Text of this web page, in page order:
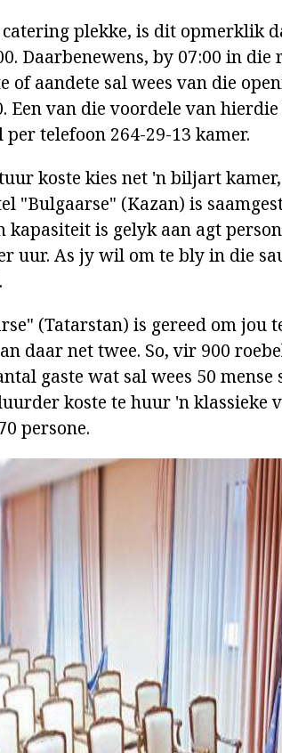
plekke, is dit opmerklik
Daarbenewens, by 07:00 in
of aandete sal wees van die
Een van die voordele van
telefoon 264-29-13 kamer.
koste kies net 'n biljart
"Bulgaarse" (Kazan) is
kapasiteit is gelyk aan agt
uur. As jy wil om te bly in die
(Tatarstan) is gereed om jou
daar net twee. So, vir 900
gaste wat sal wees 50 mense
koste te huur 'n klassieke
persone.